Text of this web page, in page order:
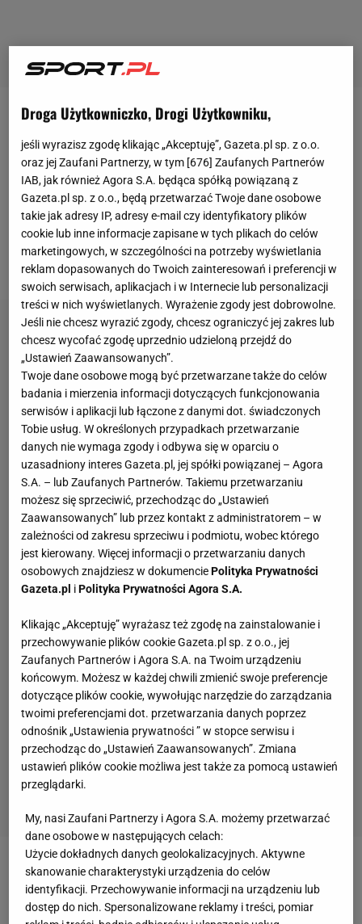
Patrycja Wyciszkiewicz-Zawadzka należała do grupy
słynnych "Aniołków Matusińskiego". W latach 2017-
2019 wywalczyła pięć medali międzynarodowych
imprez mistrzowskich. Została mistrzynią Europy na
stadionie i w hali w sztafecie 4x400 m, zdobyła brąz i
srebro mistrzostw świata na tym samym dystansie.
Na koncie ma też halowe wicemistrzostwo świata.
Zobacz wideoWojciech Nowicki o tym, co się nie
udało w sezonie olimpijskim: Czasem czynniki
zewnętrzne zagrają
Droga Użytkowniczko, Drogi Użytkowniku,
jeśli wyrazisz zgodę klikając „Akceptuję”, Gazeta.pl sp. z o.o.
oraz jej Zaufani Partnerzy, w tym [676] Zaufanych Partnerów
IAB, jak również Agora S.A. będąca spółką powiązaną z
Gazeta.pl sp. z o.o., będą przetwarzać Twoje dane osobowe
takie jak adresy IP, adresy e-mail czy identyfikatory plików
cookie lub inne informacje zapisane w tych plikach do celów
marketingowych, w szczególności na potrzeby wyświetlania
reklam dopasowanych do Twoich zainteresowań i preferencji w
swoich serwisach, aplikacjach i w Internecie lub personalizacji
treści w nich wyświetlanych. Wyrażenie zgody jest dobrowolne.
Jeśli nie chcesz wyrazić zgody, chcesz ograniczyć jej zakres lub
chcesz wycofać zgodę uprzednio udzieloną przejdź do
„Ustawień Zaawansowanych”.
Twoje dane osobowe mogą być przetwarzane także do celów
badania i mierzenia informacji dotyczących funkcjonowania
serwisów i aplikacji lub łączone z danymi dot. świadczonych
Tobie usług. W określonych przypadkach przetwarzanie
danych nie wymaga zgody i odbywa się w oparciu o
uzasadniony interes Gazeta.pl, jej spółki powiązanej – Agora
S.A. – lub Zaufanych Partnerów. Takiemu przetwarzaniu
możesz się sprzeciwić, przechodząc do „Ustawień
Zaawansowanych” lub przez kontakt z administratorem – w
zależności od zakresu sprzeciwu i podmiotu, wobec którego
jest kierowany. Więcej informacji o przetwarzaniu danych
osobowych znajdziesz w dokumenciePolityka Prywatności
Gazeta.pl iPolityka Prywatności Agora S.A.
Klikając „Akceptuję” wyrażasz też zgodę na zainstalowanie i
przechowywanie plików cookie Gazeta.pl sp. z o.o., jej
Zaufanych Partnerów i Agora S.A. na Twoim urządzeniu
końcowym. Możesz w każdej chwili zmienić swoje preferencje
dotyczące plików cookie, wywołując narzędzie do zarządzania
twoimi preferencjami dot. przetwarzania danych poprzez
odnośnik „Ustawienia prywatności ” w stopce serwisu i
przechodząc do „Ustawień Zaawansowanych”. Zmiana
ustawień plików cookie możliwa jest także za pomocą ustawień
przeglądarki.
My, nasi Zaufani Partnerzy i Agora S.A. możemy przetwarzać
dane osobowe w następujących celach:
Użycie dokładnych danych geolokalizacyjnych. Aktywne
skanowanie charakterystyki urządzenia do celów
identyfikacji. Przechowywanie informacji na urządzeniu lub
dostęp do nich. Spersonalizowane reklamy i treści, pomiar